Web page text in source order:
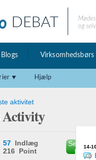
DEBAT
og
Blogs Virksomhedsbørs
Hjælp
aktivitet
Activity
57 Indlæg
216 Point
Send14-